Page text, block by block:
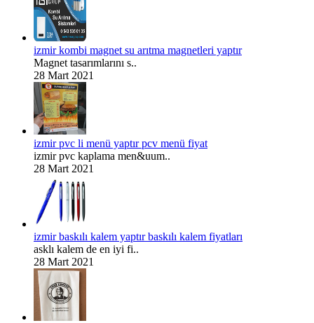
izmir kombi magnet su arıtma magnetleri yaptır
Magnet tasarımlarını s..
28 Mart 2021
izmir pvc li menü yaptır pcv menü fiyat
izmir pvc kaplama men&uum..
28 Mart 2021
izmir baskılı kalem yaptır baskılı kalem fiyatları
asklı kalem de en iyi fi..
28 Mart 2021